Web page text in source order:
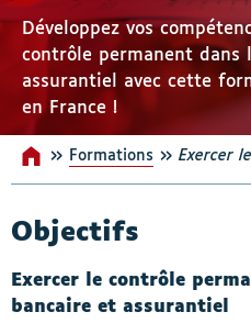
Nos incontournables
Développez vos
contrôle permanent dans
assurantiel avec cette
en France !
Accueil
» Formations » Exercer
Objectifs
Exercer le contrôle
bancaire et assurantiel